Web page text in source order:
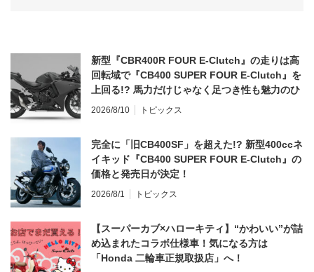
新型『CBR400R FOUR E-Clutch』の走りは高
回転域で『CB400 SUPER FOUR E-Clutch』を
上回る!? 馬力だけじゃなく足つき性も魅力のひ
とつ！
2026/8/10 トピックス
完全に「旧CB400SF」を超えた!? 新型400ccネ
イキッド『CB400 SUPER FOUR E-Clutch』の
価格と発売日が決定！
2026/8/1 トピックス
【スーパーカブ×ハローキティ】“かわいい”が詰
め込まれたコラボ仕様車！気になる方は
「Honda 二輪車正規取扱店」へ！